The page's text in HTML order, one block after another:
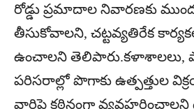
రోడ్డు ప్రమాదాల నివారణకు
తీసుకోవాలని, చట్టవ్యతిరేక
ఉంచాలని తెలిపారు.కళాశాలలు,
పరిసరాల్లో పొగాకు ఉత్పత్తుల
వారిపై కఠినంగా వ్యవహరించాలని